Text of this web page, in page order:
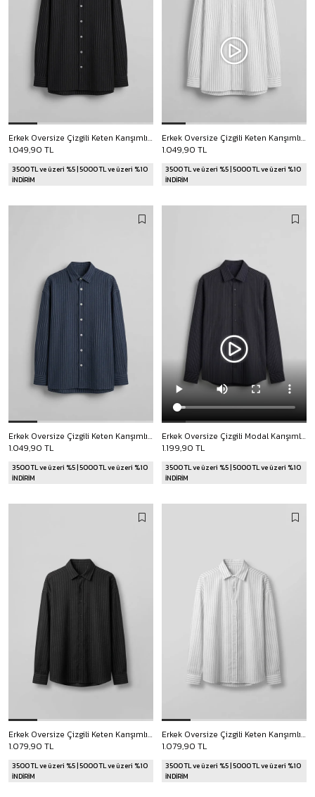
Erkek Oversize Çizgili Keten Karışımlı Uzun Kollu Gömlek Siyah
1.049,90 TL
3500 TL ve üzeri %5 | 5000 TL ve üzeri %10
İNDİRİM
Erkek Oversize Çizgili Keten Karışımlı Uzun Kollu Gömlek Beyaz
1.049,90 TL
3500 TL ve üzeri %5 | 5000 TL ve üzeri %10
İNDİRİM
Erkek Oversize Çizgili Keten Karışımlı Uzun Kollu Gömlek Lacivert
1.049,90 TL
3500 TL ve üzeri %5 | 5000 TL ve üzeri %10
İNDİRİM
Erkek Oversize Çizgili Modal Karışımlı Uzun Kollu Gömlek Siyah
1.199,90 TL
3500 TL ve üzeri %5 | 5000 TL ve üzeri %10
İNDİRİM
Erkek Oversize Çizgili Keten Karışımlı Gömlek Siyah
1.079,90 TL
3500 TL ve üzeri %5 | 5000 TL ve üzeri %10
İNDİRİM
Erkek Oversize Çizgili Keten Karışımlı Gömlek Beyaz
1.079,90 TL
3500 TL ve üzeri %5 | 5000 TL ve üzeri %10
İNDİRİM